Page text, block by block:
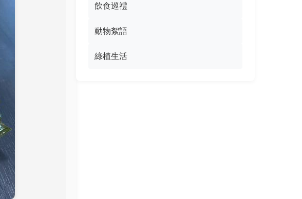
飲食巡禮
動物絮語
綠植生活